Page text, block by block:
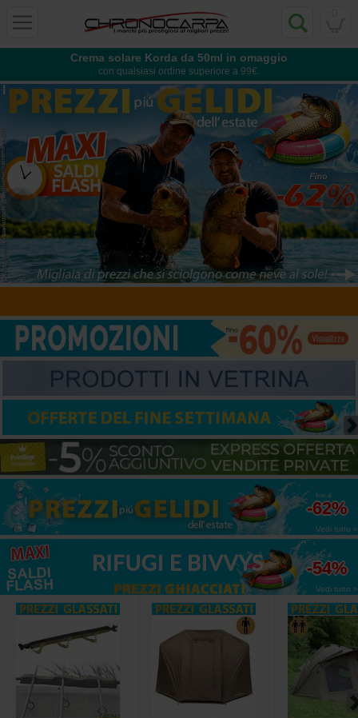
Crema solare Korda da 50ml in omaggio
con qualsiasi ordine superiore a 99€.
fino al
-62%
Vedi tutto »
fino al
-54%
Vedi tutto »